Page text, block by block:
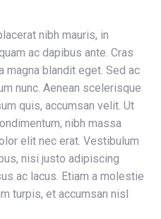
nibh mauris, in
ac dapibus ante. Cras
blandit eget. Sed ac
nunc. Aenean scelerisque
quis, accumsan velit. Ut
nibh massa
elit nec erat. Vestibulum
nisi justo adipiscing
ac lacus. Etiam a molestie
turpis, et accumsan nisl